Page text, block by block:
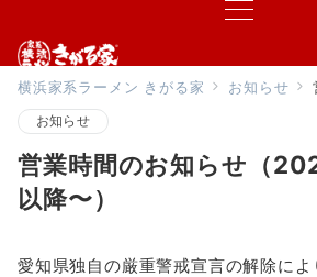
横浜家系ラーメン きがる家 お知らせ
お知らせ
営業時間のお知らせ（
以降〜）
愛知県独自の厳重警戒宣言の解除に